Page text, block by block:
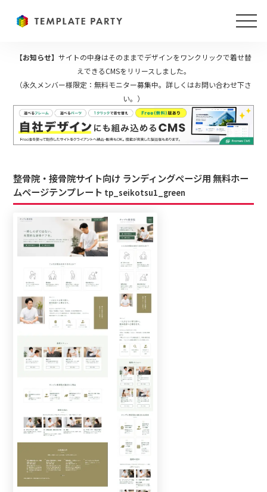
【お知らせ】 サイトの中身はそのままでデザインをワンクリックで着せ替
えできるCMSをリリースしました。
（永久メンバー様限定：無料モニター募集中。詳しくはお問い合わせ下さ
い。）
整骨院・接骨院サイト向け ランディングページ用 無料ホー
ムページテンプレート tp_seikotsu1_green